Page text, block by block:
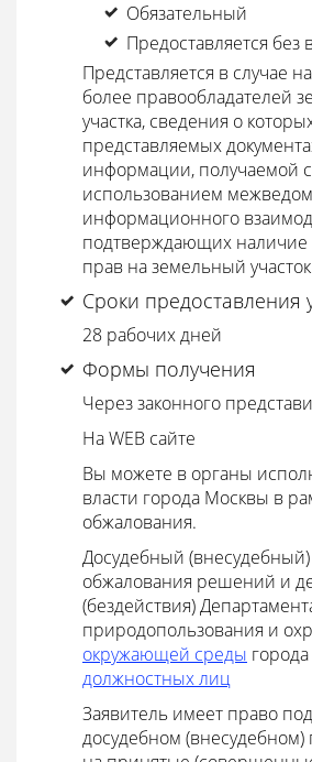
Обязательный
Предоставляется без
Представляется в случае
более правообладателей
участка, сведения о
представляемых
информации, получаемой с
использованием
информационного
подтверждающих
прав на земельный
Сроки предоставления
28 рабочих дней
Формы получения
Через законного
На WEB сайте
Вы можете в органы
власти города Москвы в
обжалования.
Досудебный
обжалования решений и
(бездействия)
природопользования и
окружающей среды
должностных лиц
Заявитель имеет право
досудебном (внесудебном)